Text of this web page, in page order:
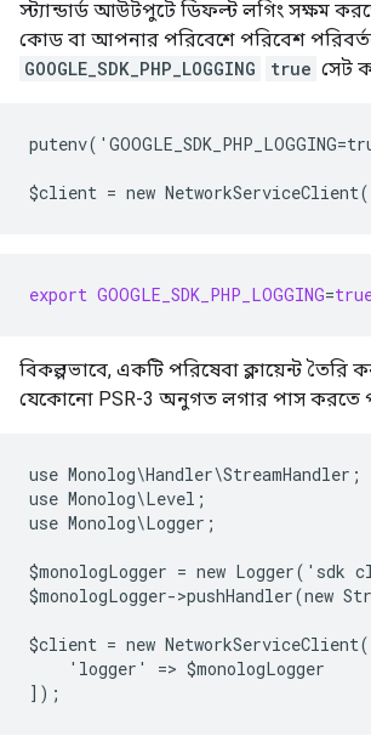
স্ট্যান্ডার্ড আউটপুটে ডিফল্ট লগিং সক্ষম
কোড বা আপনার পরিবেশে পরিবেশ
GOOGLE_SDK_PHP_LOGGING
true সেট
$client = new
export GOOGLE_SDK_PHP_LOGGING=
বিকল্পভাবে, একটি পরিষেবা ক্লায়েন্ট
যেকোনো PSR-3 অনুগত লগার পাস করতে
use Monolog\Handler\StreamHandler;
use Monolog\Level;
use Monolog\Logger;
$monologLogger = new
$monologLogger-
$client = new
    'logger' => $monologLogger
]);